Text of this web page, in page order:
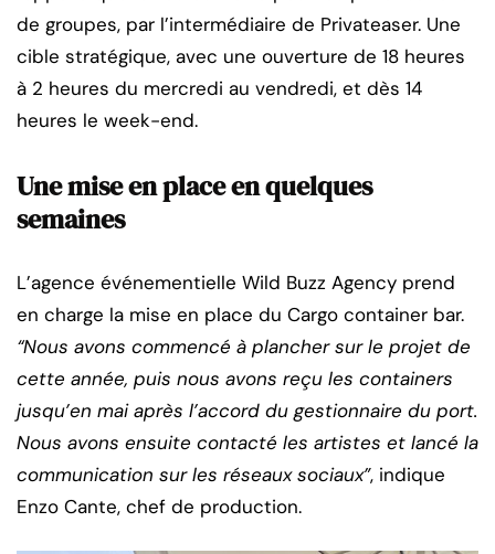
de groupes, par l’intermédiaire de Privateaser. Une
cible stratégique, avec une ouverture de 18 heures
à 2 heures du mercredi au vendredi, et dès 14
heures le week-end.
Une mise en place en quelques
semaines
L’agence événementielle Wild Buzz Agency prend
en charge la mise en place du Cargo container bar.
“Nous avons commencé à plancher sur le projet de
cette année, puis nous avons reçu les containers
jusqu’en mai après l’accord du gestionnaire du port.
Nous avons ensuite contacté les artistes et lancé la
communication sur les réseaux sociaux”, indique
Enzo Cante, chef de production.